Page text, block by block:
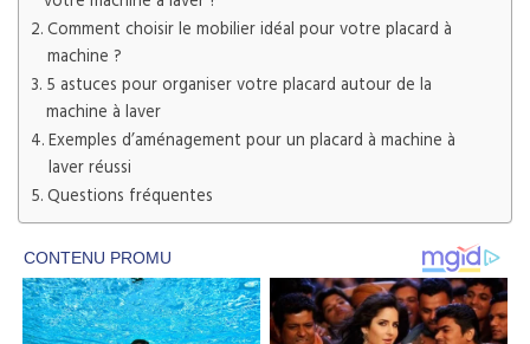
Comment choisir le mobilier idéal pour votre placard à
machine ?
5 astuces pour organiser votre placard autour de la
machine à laver
Exemples d’aménagement pour un placard à machine à
laver réussi
Questions fréquentes